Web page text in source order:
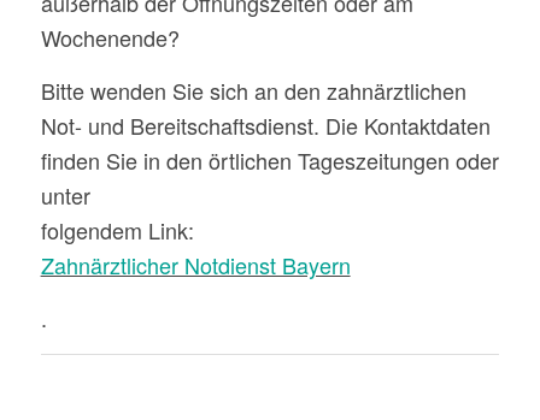
Wochenende?
Bitte wenden Sie sich an den zahnärztlichen
Not- und Bereitschaftsdienst. Die Kontaktdaten
finden Sie in den örtlichen Tageszeitungen oder
unter
folgendem Link:
Zahnärztlicher Notdienst Bayern
.